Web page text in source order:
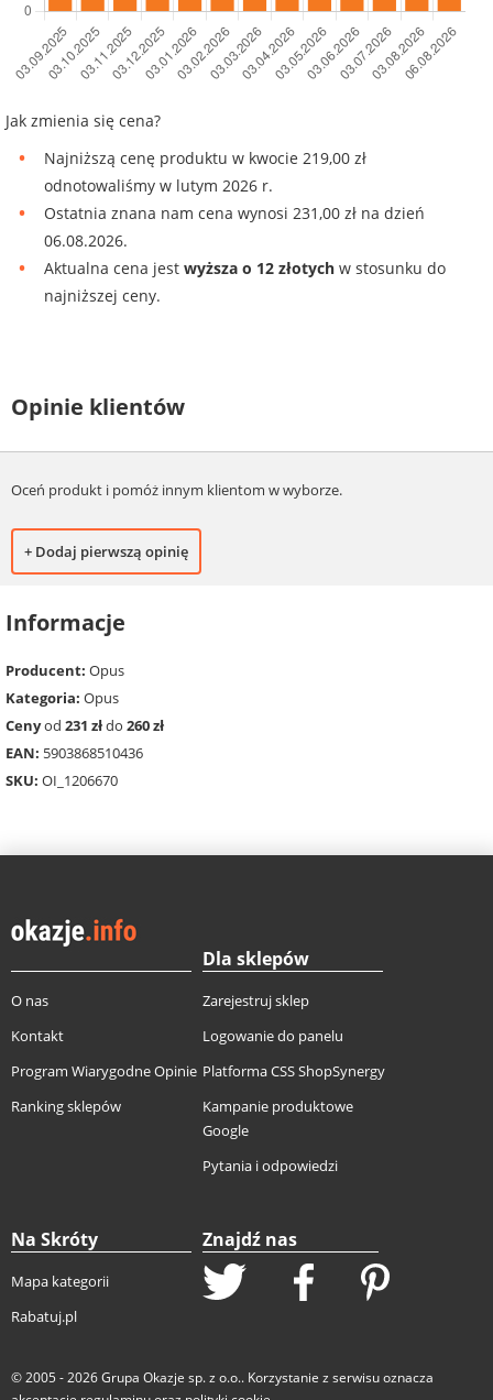
Jak zmienia się cena?
Najniższą cenę produktu w kwocie 219,00 zł
odnotowaliśmy w lutym 2026 r.
Ostatnia znana nam cena wynosi 231,00 zł na dzień
06.08.2026.
Aktualna cena jest wyższa o 12 złotych w stosunku do
najniższej ceny.
Opinie klientów
Oceń produkt i pomóż innym klientom w wyborze.
+ Dodaj pierwszą opinię
Informacje
Producent: Opus
Kategoria: Opus
Cenyod 231 złdo 260 zł
EAN: 5903868510436
SKU: OI_1206670
O nas
Kontakt
Program Wiarygodne Opinie
Ranking sklepów
Dla sklepów
Zarejestruj sklep
Logowanie do panelu
Platforma CSS ShopSynergy
Kampanie produktowe
Google
Pytania i odpowiedzi
Na Skróty
Mapa kategorii
Rabatuj.pl
Znajdź nas
© 2005 - 2026Grupa Okazje sp. z o.o.. Korzystanie z serwisu oznacza